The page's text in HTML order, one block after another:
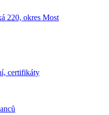
220, okres Most
certifikáty